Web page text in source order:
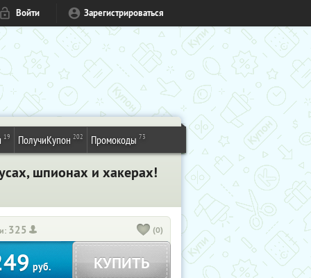
Войти Зарегистрироваться
19 ПолучиКупон 202 Промокоды 73
шпионах и хакерах!
325 (0)
руб. КУПИТЬ